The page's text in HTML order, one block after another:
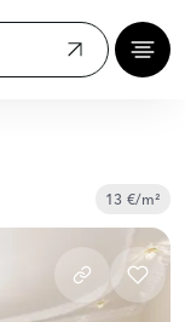
13 €/m²